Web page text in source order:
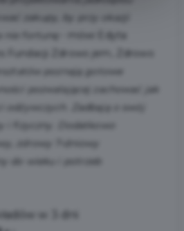
nie fortunę
Fundacji Zdrowo jem, Zdrowo
poznają gotowe
pozwalającej zachować jak
odżywczych. Zadbają o swój
i fizyczny. Dodatkowo
zdrowy 7-dniowy
do wieku i potrzeb
w 3 dni